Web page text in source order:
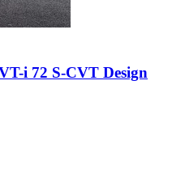
i 72 S-CVT Design